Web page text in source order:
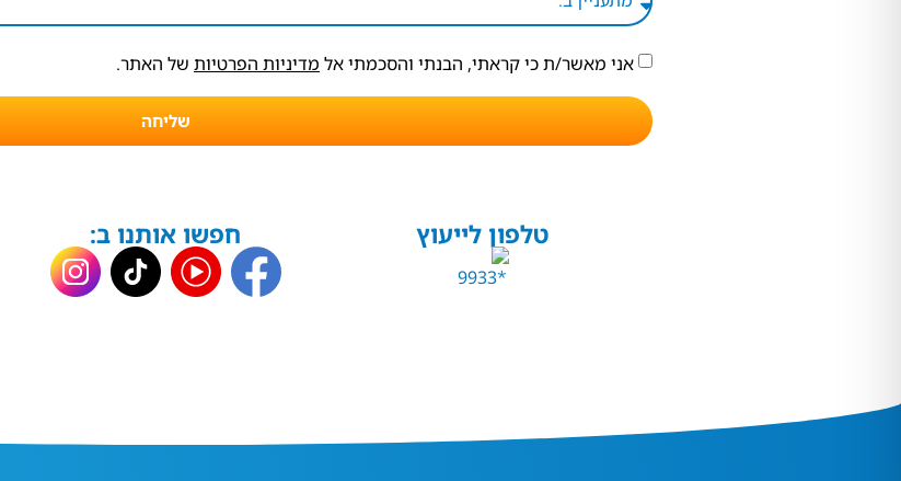
אני מאשר/ת כי קראתי, הבנתי והסכמתי אל מדיניות הפרטיות של האתר.
שליחה
טלפון לייעוץ חפשו אותנו ב: